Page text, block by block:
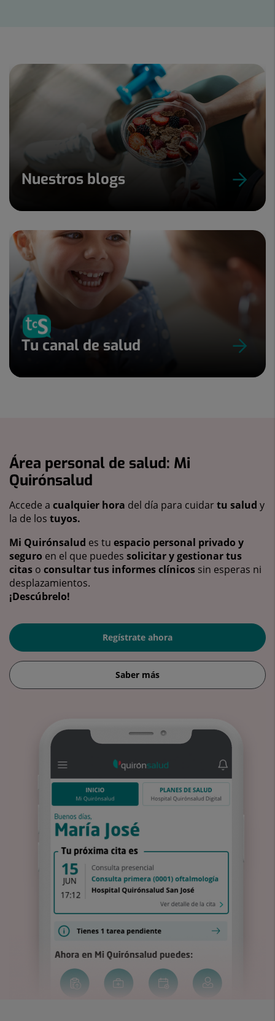
Nuestros blogs
Tu canal de salud
Área personal de salud: Mi
Quirónsalud
Accede a cualquier hora del día para cuidartu salud y
la de los tuyos.
Mi Quirónsalud es tu espacio personal privado y
seguro en el que puedes solicitar y gestionar tus
citas o consultar tus informes clínicos sin esperas ni
desplazamientos.
¡Descúbrelo!
Regístrate ahora
Saber más